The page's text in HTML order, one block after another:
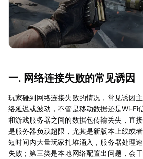
一. 网络连接失败的常见诱因
玩家碰到网络连接失败的情况，常见诱因
络延迟或波动，不管是移动数据还是Wi-Fi
和游戏服务器之间的数据包传输丢失，直
是服务器负载超限，尤其是新版本上线或
短时间内大量玩家扎堆涌入，服务器处理
失败；第三类是本地网络配置出问题，会